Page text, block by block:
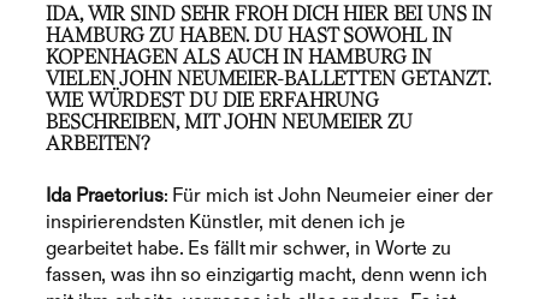
IDA, WIR SIND SEHR FROH DICH HIER BEI UNS IN
HAMBURG ZU HABEN. DU HAST SOWOHL IN
KOPENHAGEN ALS AUCH IN HAMBURG IN
VIELEN JOHN NEUMEIER-BALLETTEN GETANZT.
WIE WÜRDEST DU DIE ERFAHRUNG
BESCHREIBEN, MIT JOHN NEUMEIER ZU
ARBEITEN?
Ida Praetorius: Für mich ist John Neumeier einer der
inspirierendsten Künstler, mit denen ich je
gearbeitet habe. Es fällt mir schwer, in Worte zu
fassen, was ihn so einzigartig macht, denn wenn ich